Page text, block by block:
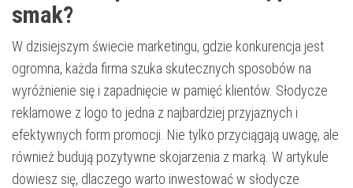
smak?
W dzisiejszym świecie marketingu, gdzie konkurencja jest
ogromna, każda firma szuka skutecznych sposobów na
wyróżnienie się i zapadnięcie w pamięć klientów. Słodycze
reklamowe z logo to jedna z najbardziej przyjaznych i
efektywnych form promocji. Nie tylko przyciągają uwagę, ale
również budują pozytywne skojarzenia z marką. W artykule
dowiesz się, dlaczego warto inwestować w słodycze